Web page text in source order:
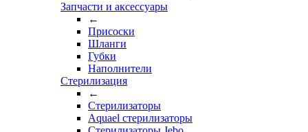
Запчасти и аксессуары
←
Присоски
Шланги
Губки
Наполнители
Стерилизация
←
Стерилизаторы
Aquael стерилизаторы